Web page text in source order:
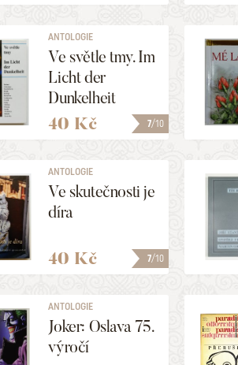
7/10
ANTOLOGIE
Ve světle tmy. Im
Licht der
Dunkelheit
40 Kč
7/10
ANTOLOGIE
Ve skutečnosti je
díra
40 Kč
ANTOLOGIE
Joker: Oslava 75.
výročí